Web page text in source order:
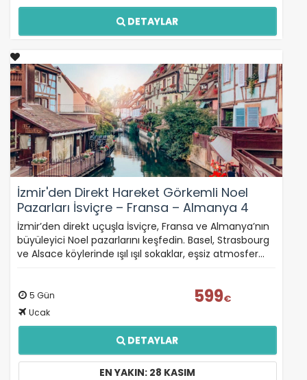
DETAYLAR
İzmir'den Direkt Hareket Görkemli Noel
Pazarları İsviçre – Fransa – Almanya 4
Gece - SunExpress ile 28 Kasım Hareket
(Noel Pazarları Özel)
İzmir’den direkt uçuşla İsviçre, Fransa ve Almanya’nın
büyüleyici Noel pazarlarını keşfedin. Basel, Strasbourg
ve Alsace köylerinde ışıl ışıl sokaklar, eşsiz atmosfer…
5 Gün
Ucak
599€
DETAYLAR
EN YAKIN: 28 KASIM